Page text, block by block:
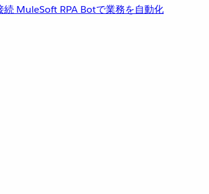
続 MuleSoft RPA Botで業務を自動化